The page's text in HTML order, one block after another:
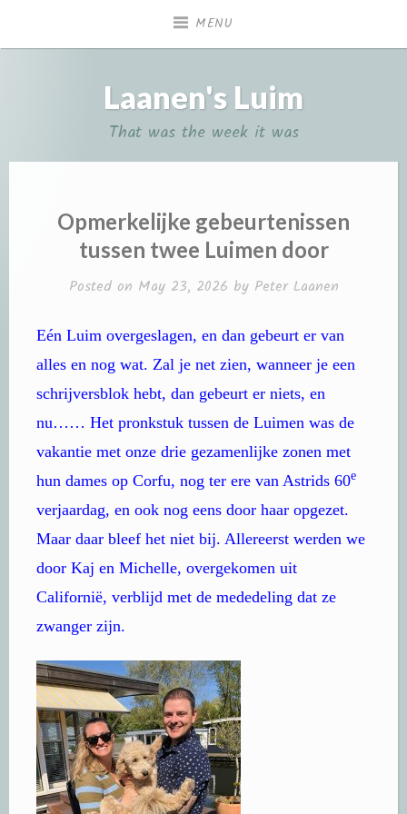
MENU
Laanen's Luim
That was the week it was
Opmerkelijke gebeurtenissen
tussen twee Luimen door
Posted on May 23, 2026 by Peter Laanen
Eén Luim overgeslagen, en dan gebeurt er van
alles en nog wat. Zal je net zien, wanneer je een
schrijversblok hebt, dan gebeurt er niets, en
nu…… Het pronkstuk tussen de Luimen was de
vakantie met onze drie gezamenlijke zonen met
hun dames op Corfu, nog ter ere van Astrids 60e
verjaardag, en ook nog eens door haar opgezet.
Maar daar bleef het niet bij. Allereerst werden we
door Kaj en Michelle, overgekomen uit
Californië, verblijd met de mededeling dat ze
zwanger zijn.